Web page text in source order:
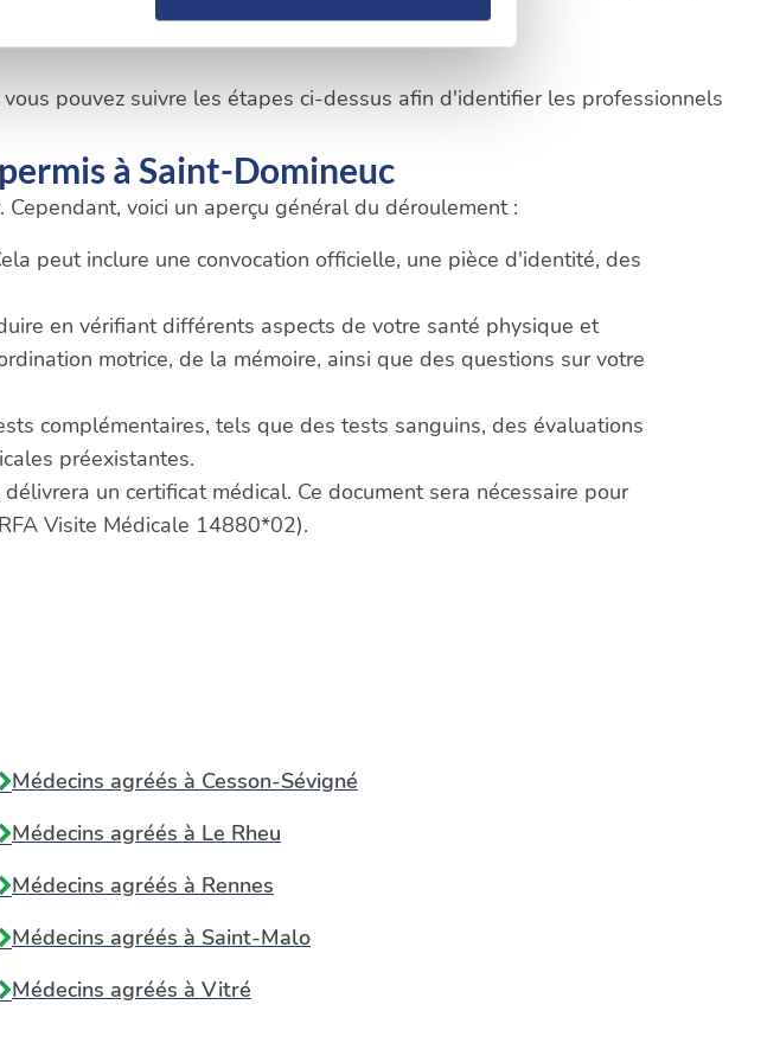
d'offrir des fonctionnalités relatives aux médias
informations sur l'utilisation de notre site avec nos
combiner celles-ci avec d'autres informations que
de leurs services.
pouvez suivre les étapes ci-dessus afin d'identifier les professionnels
à Saint-Domineuc
voici un aperçu général du déroulement :
peut inclure une convocation officielle, une pièce d'identité, des
en vérifiant différents aspects de votre santé physique et
motrice, de la mémoire, ainsi que des questions sur votre
complémentaires, tels que des tests sanguins, des évaluations
préexistantes.
un certificat médical. Ce document sera nécessaire pour
Visite Médicale 14880*02).
Médecins agréés à Cesson-Sévigné
Médecins agréés à Le Rheu
Médecins agréés à Rennes
Médecins agréés à Saint-Malo
Médecins agréés à Vitré